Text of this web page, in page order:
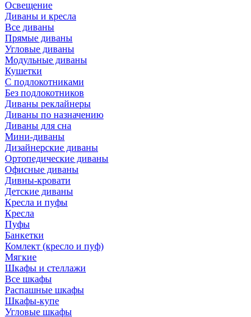
Освещение
Диваны и кресла
Все диваны
Прямые диваны
Угловые диваны
Модульные диваны
Кушетки
С подлокотниками
Без подлокотников
Диваны реклайнеры
Диваны по назначению
Диваны для сна
Мини-диваны
Дизайнерские диваны
Ортопедические диваны
Офисные диваны
Дивны-кровати
Детские диваны
Кресла и пуфы
Кресла
Пуфы
Банкетки
Комлект (кресло и пуф)
Мягкие
Шкафы и стеллажи
Все шкафы
Распашные шкафы
Шкафы-купе
Угловые шкафы